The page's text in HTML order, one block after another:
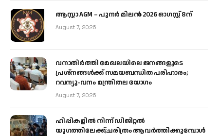
ആസ്റ്റാ AGM – പുനർ മിലൻ 2026 ഓഗസ്റ്റ് 8ന്
August 7, 2026
വനാതിർത്തി മേഖലയിലെ ജനങ്ങളുടെ
പ്രശ്നങ്ങൾക്ക് സമയബന്ധിത പരിഹാരം;
റവന്യൂ-വനം മന്ത്രിതല യോഗം
August 7, 2026
ഹിപ്പികളില്‍ നിന്ന് ഡിജിറ്റല്‍
യുഗത്തിലേക്ക്;ചരിത്രം ആവര്‍ത്തിക്കുമ്പോള്‍